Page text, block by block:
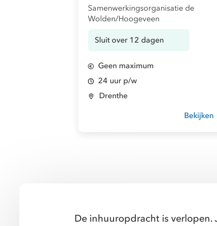
Samenwerkingsorganisatie de
Wolden/Hoogeveen
Sluit over 12 dagen
Geen maximum
24 uur p/w
Drenthe
Bekijken
De inhuuropdracht is verlopen.